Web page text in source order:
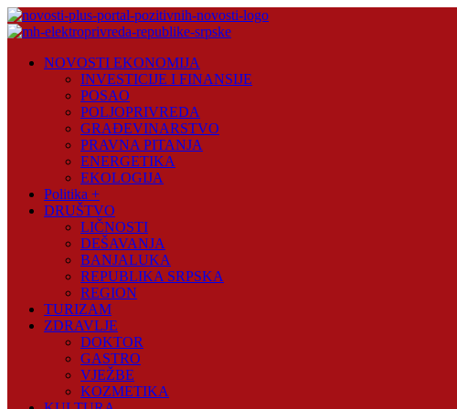
Skip
to
Plus
NOVOSTI EKONOMIJA
INVESTICIJE I FINANSIJE
POSAO
POLJOPRIVREDA
GRAĐEVINARSTVO
PRAVNA PITANJA
ENERGETIKA
EKOLOGIJA
Politika +
DRUŠTVO
LIČNOSTI
DEŠAVANJA
BANJALUKA
REPUBLIKA SRPSKA
REGION
TURIZAM
ZDRAVLJE
DOKTOR
GASTRO
VJEŽBE
KOZMETIKA